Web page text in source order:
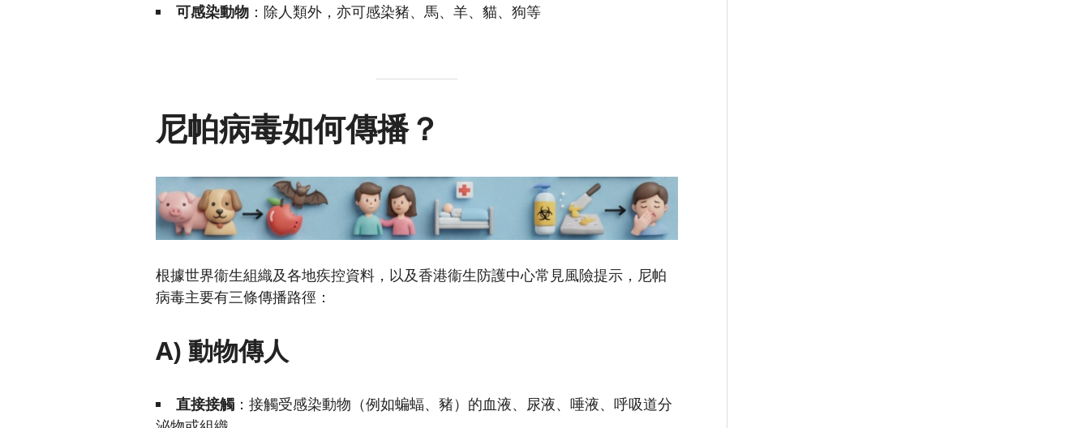
可感染動物 ：除人類外，亦可感染豬、馬、羊、貓、狗等
尼帕病毒如何傳播？
根據世界衞生組織及各地疾控資料，以及香港衞生防護中心常見風險提示，尼帕
病毒主要有三條傳播路徑：
A) 動物傳人
直接接觸 ：接觸受感染動物（例如蝙蝠、豬）的血液、尿液、唾液、呼吸道分